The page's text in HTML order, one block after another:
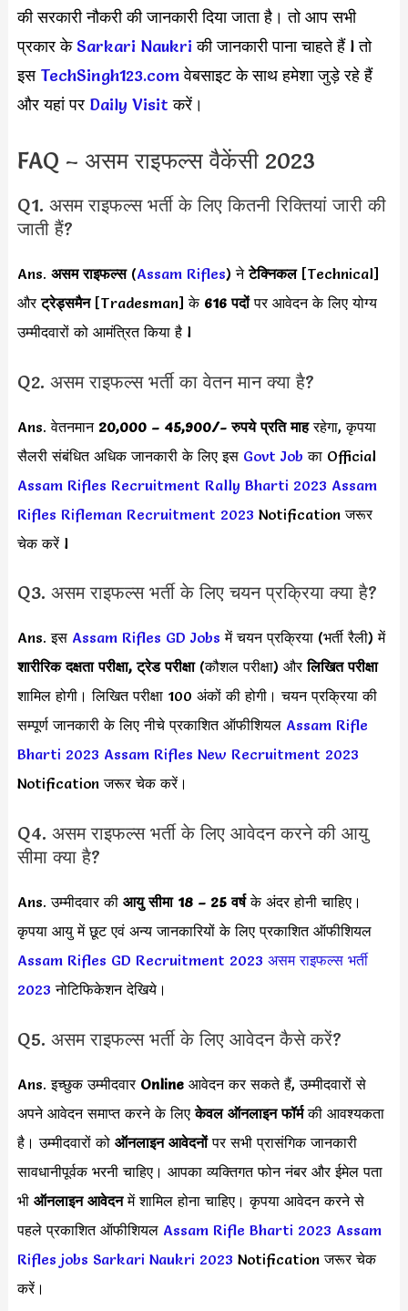
की सरकारी नौकरी की जानकारी दिया जाता है। तो आप सभी
प्रकार केSarkari Naukriकी जानकारी पाना चाहते हैं l तो
इस TechSingh123.comवेबसाइट के साथ हमेशा जुड़े रहे हैं
और यहां पर Daily Visitकरें।
FAQ – असम राइफल्स वैकेंसी 2023
Q1. असम राइफल्स भर्ती के लिए कितनी रिक्तियां जारी की
जाती हैं?
Ans. असम राइफल्स(Assam Rifles) नेटेक्निकल [Technical]
औरट्रेड्समैन[Tradesman] के616 पदोंपर आवेदन के लिए योग्य
उम्मीदवारों को आमंत्रित किया है l
Q2. असम राइफल्स भर्ती का वेतन मान क्या है?
Ans. वेतनमान 20,000 – 45,900/- रुपये प्रति माहरहेगा, कृपया
सैलरी संबंधित अधिक जानकारी के लिए इस Govt Job का Official
Assam Rifles Recruitment Rally Bharti 2023 Assam
Rifles Rifleman Recruitment 2023 Notification जरूर
चेक करें l
Q3. असम राइफल्स भर्ती के लिए चयन प्रक्रिया क्या है?
Ans. इसAssam Rifles GD Jobs में चयन प्रक्रिया (भर्ती रैली) में
शारीरिक दक्षता परीक्षा, ट्रेड परीक्षा(कौशल परीक्षा) औरलिखित परीक्षा
शामिल होगी। लिखित परीक्षा 100 अंकों की होगी। चयन प्रक्रिया की
सम्पूर्ण जानकारी के लिए नीचे प्रकाशित ऑफीशियल Assam Rifle
Bharti 2023 Assam Rifles New Recruitment 2023
Notification जरूर चेक करें।
Q4. असम राइफल्स भर्ती के लिए आवेदन करने की आयु
सीमा क्या है?
Ans. उम्मीदवार की आयु सीमा 18 – 25 वर्षके अंदर होनी चाहिए।
कृपया आयु में छूट एवं अन्य जानकारियों के लिए प्रकाशित ऑफीशियल
Assam Rifles GD Recruitment 2023 असम राइफल्स भर्ती
2023 नोटिफिकेशन देखिये।
Q5. असम राइफल्स भर्ती के लिए आवेदन कैसे करें?
Ans. इच्छुक उम्मीदवार Online आवेदन कर सकते हैं, उम्मीदवारों से
अपने आवेदन समाप्त करने के लिएकेवल ऑनलाइन फॉर्मकी आवश्यकता
है। उम्मीदवारों को ऑनलाइन आवेदनोंपर सभी प्रासंगिक जानकारी
सावधानीपूर्वक भरनी चाहिए। आपका व्यक्तिगत फोन नंबर और ईमेल पता
भी ऑनलाइन आवेदनमें शामिल होना चाहिए। कृपया आवेदन करने से
पहले प्रकाशित ऑफीशियल Assam Rifle Bharti 2023 Assam
Rifles jobs Sarkari Naukri 2023 Notification जरूर चेक
करें।